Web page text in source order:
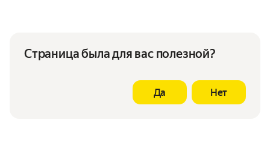
Страница была для вас полезной?
Да Нет